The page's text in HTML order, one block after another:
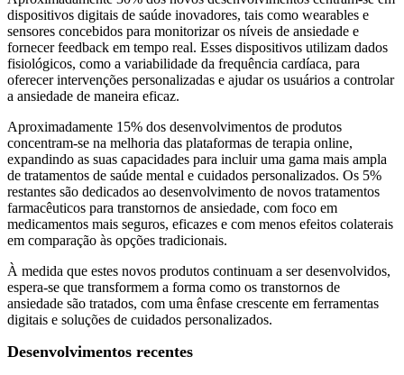
dispositivos digitais de saúde inovadores, tais como wearables e
sensores concebidos para monitorizar os níveis de ansiedade e
fornecer feedback em tempo real. Esses dispositivos utilizam dados
fisiológicos, como a variabilidade da frequência cardíaca, para
oferecer intervenções personalizadas e ajudar os usuários a controlar
a ansiedade de maneira eficaz.
Aproximadamente 15% dos desenvolvimentos de produtos
concentram-se na melhoria das plataformas de terapia online,
expandindo as suas capacidades para incluir uma gama mais ampla
de tratamentos de saúde mental e cuidados personalizados. Os 5%
restantes são dedicados ao desenvolvimento de novos tratamentos
farmacêuticos para transtornos de ansiedade, com foco em
medicamentos mais seguros, eficazes e com menos efeitos colaterais
em comparação às opções tradicionais.
À medida que estes novos produtos continuam a ser desenvolvidos,
espera-se que transformem a forma como os transtornos de
ansiedade são tratados, com uma ênfase crescente em ferramentas
digitais e soluções de cuidados personalizados.
Desenvolvimentos recentes